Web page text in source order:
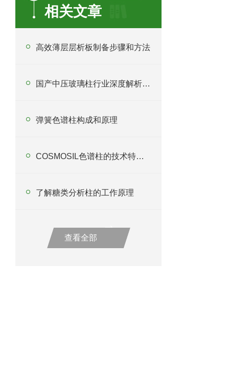
相关文章
高效薄层层析板制备步骤和方法
国产中压玻璃柱行业深度解析与采购指南
弹簧色谱柱构成和原理
COSMOSIL色谱柱的技术特点有哪些呢？
了解糖类分析柱的工作原理
查看全部